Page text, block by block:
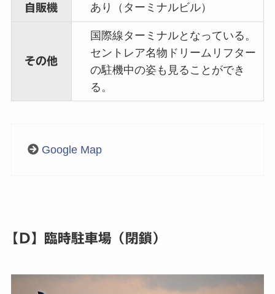
自販機 あり（ターミナルビル）
その他
国際線ターミナルとなっている。
セントレア名物ドリームリフター
の駐機中の姿も見ることができ
る。
Google Map
【D】臨時駐車場（閉鎖）